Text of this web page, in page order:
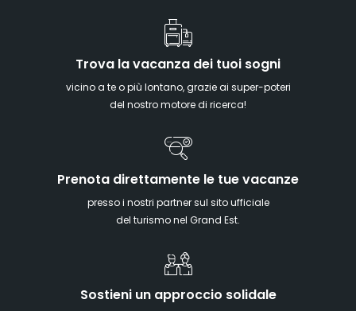
Trova la vacanza dei tuoi sogni
vicino a te o più lontano, grazie ai super-poteri
del nostro motore di ricerca!
Prenota direttamente le tue vacanze
presso i nostri partner sul sito ufficiale
del turismo nel Grand Est.
Sostieni un approccio solidale